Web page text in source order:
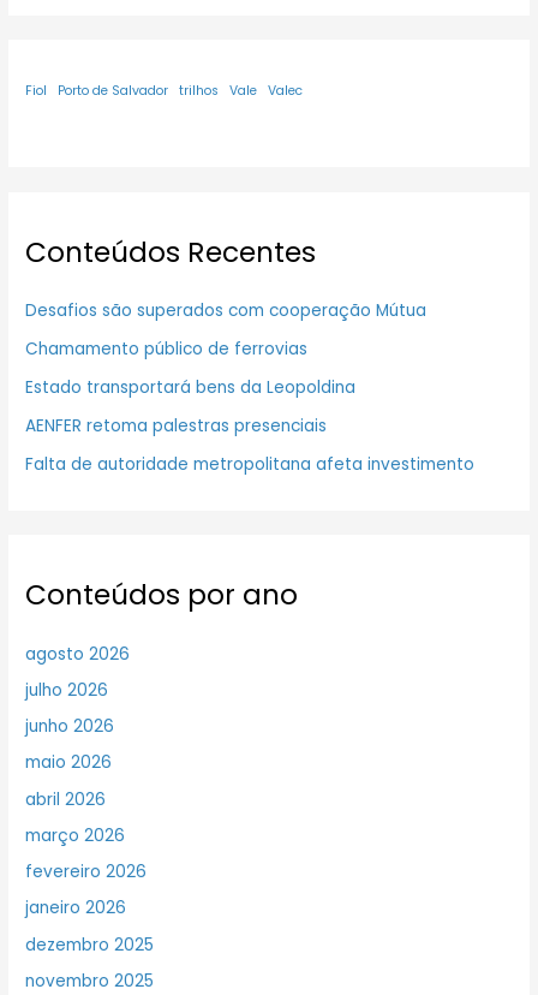
Fiol Porto de Salvador trilhos Vale Valec
Conteúdos Recentes
Desafios são superados com cooperação Mútua
Chamamento público de ferrovias
Estado transportará bens da Leopoldina
AENFER retoma palestras presenciais
Falta de autoridade metropolitana afeta investimento
Conteúdos por ano
agosto 2026
julho 2026
junho 2026
maio 2026
abril 2026
março 2026
fevereiro 2026
janeiro 2026
dezembro 2025
novembro 2025